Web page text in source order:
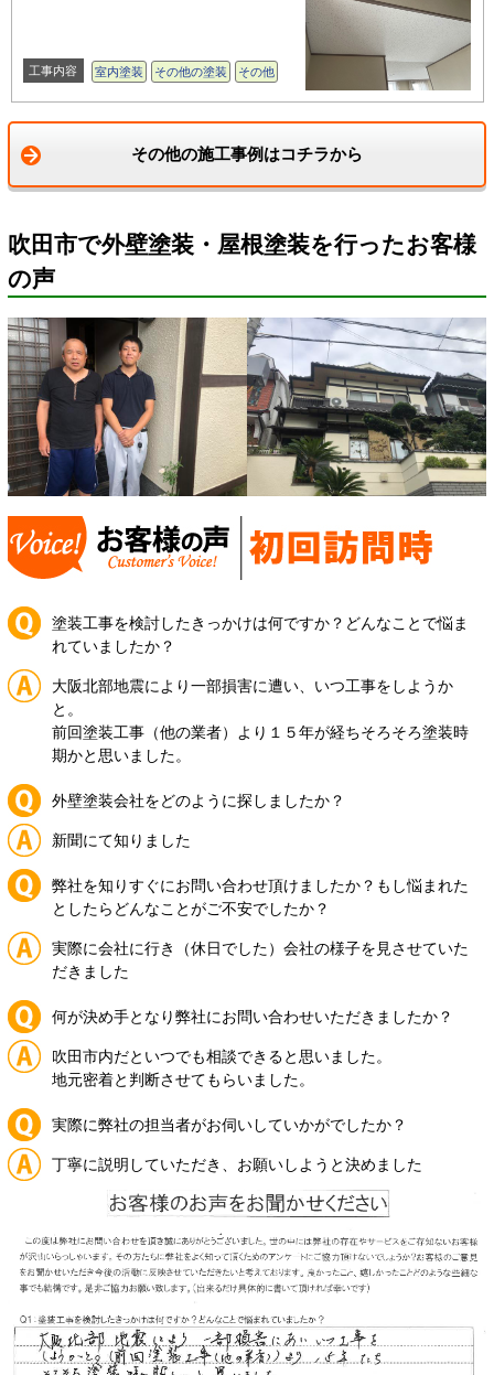
工事内容 室内塗装 その他の塗装 その他
その他の施工事例はコチラから
吹田市で外壁塗装・屋根塗装を行ったお客様
の声
塗装工事を検討したきっかけは何ですか？どんなことで悩ま
れていましたか？
大阪北部地震により一部損害に遭い、いつ工事をしようか
と。
前回塗装工事（他の業者）より１５年が経ちそろそろ塗装時
期かと思いました。
外壁塗装会社をどのように探しましたか？
新聞にて知りました
弊社を知りすぐにお問い合わせ頂けましたか？もし悩まれた
としたらどんなことがご不安でしたか？
実際に会社に行き（休日でした）会社の様子を見させていた
だきました
何が決め手となり弊社にお問い合わせいただきましたか？
吹田市内だといつでも相談できると思いました。
地元密着と判断させてもらいました。
実際に弊社の担当者がお伺いしていかがでしたか？
丁寧に説明していただき、お願いしようと決めました